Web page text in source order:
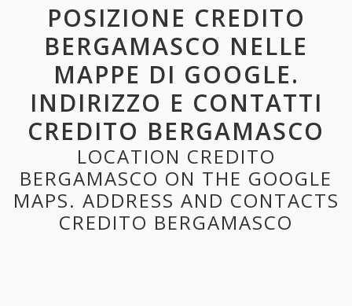
POSIZIONE CREDITO
BERGAMASCO NELLE
MAPPE DI GOOGLE.
INDIRIZZO E CONTATTI
CREDITO BERGAMASCO
LOCATION CREDITO
BERGAMASCO ON THE GOOGLE
MAPS. ADDRESS AND CONTACTS
CREDITO BERGAMASCO